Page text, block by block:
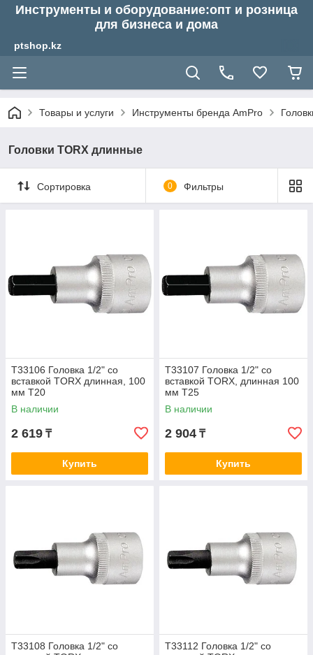
Инструменты и оборудование:опт и розница
для бизнеса и дома
ptshop.kz
Товары и услуги Инструменты бренда AmPro
Головки TORX длинные
Сортировка 0 Фильтры
T33106 Головка 1/2" со
вставкой TORX длинная, 100
мм T20
В наличии
2 619 ₸
Купить
T33107 Головка 1/2" со
вставкой TORX, длинная 100
мм T25
В наличии
2 904 ₸
Купить
T33108 Головка 1/2" со
T33112 Головка 1/2" со